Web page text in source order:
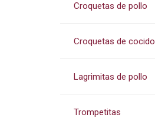
Croquetas de pollo
Croquetas de cocido
Lagrimitas de pollo
Trompetitas